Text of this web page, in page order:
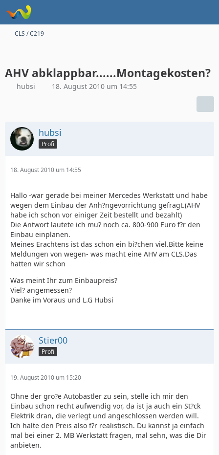
CLS / C219
AHV abklappbar......Montagekosten?
hubsi 18. August 2010 um 14:55
hubsi
Profi
18. August 2010 um 14:55
Hallo -war gerade bei meiner Mercedes Werkstatt und habe
wegen dem Einbau der Anh?ngevorrichtung gefragt.(AHV
habe ich schon vor einiger Zeit bestellt und bezahlt)
Die Antwort lautete ich mu? noch ca. 800-900 Euro f?r den
Einbau einplanen.
Meines Erachtens ist das schon ein bi?chen viel.Bitte keine
Meldungen von wegen- was macht eine AHV am CLS.Das
hatten wir schon
Was meint Ihr zum Einbaupreis?
Viel? angemessen?
Danke im Voraus und L.G Hubsi
Stier00
Profi
19. August 2010 um 15:20
Ohne der gro?e Autobastler zu sein, stelle ich mir den
Einbau schon recht aufwendig vor, da ist ja auch ein St?ck
Elektrik dran, die verlegt und angeschlossen werden will.
Ich halte den Preis also f?r realistisch. Du kannst ja einfach
mal bei einer 2. MB Werkstatt fragen, mal sehn, was die Dir
anbieten.